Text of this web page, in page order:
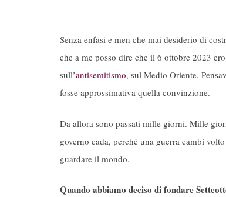
Senza enfasi e men che mai desiderio di
che a me posso dire che il 6 ottobre 2023
sull’antisemitismo, sul Medio Oriente.
fosse approssimativa quella convinzione.
Da allora sono passati mille giorni. Mille
governo cada, perché una guerra cambi
guardare il mondo.
Quando abbiamo deciso di fondare